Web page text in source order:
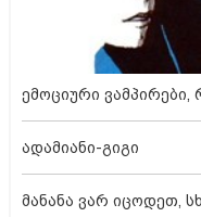
ემოციური
ადამიანი-გიგი
მანანა ვარ იცოდეთ,